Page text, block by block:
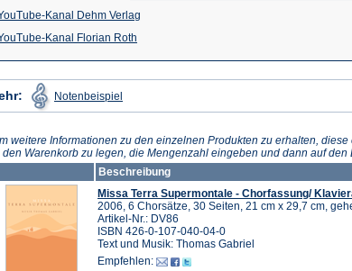
Kanal Dehm Verlag
einem
neuen
Kanal Florian Roth
in
einem
Notenbeispiel in
einem
Tab)
weitere Informationen zu den einzelnen Produkten zu erhalten,
den Warenkorb zu legen, die Mengenzahl eingeben und dann auf den
Beschreibung
Missa Terra Supermontale - Chorfassung/
2006, 6 Chorsätze, 30 Seiten, 21 cm x 29,7 cm,
Artikel-Nr.: DV86
ISBN 426-0-107-040-04-0
Text und Musik: Thomas Gabriel
Empfehlen: